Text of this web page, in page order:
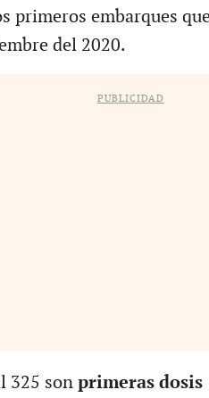
primeros embarques
del 2020.
PUBLICIDAD
325 son primeras